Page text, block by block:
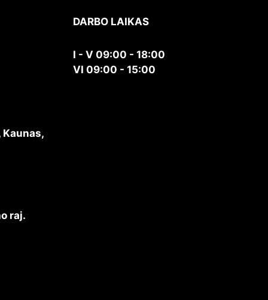
Kaunas,
raj.
DARBO LAIKAS
I - V 09:00 - 18:00
VI 09:00 - 15:00